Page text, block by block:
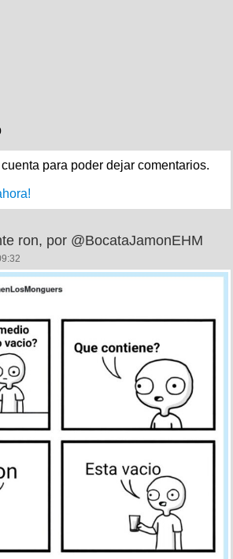
para poder dejar comentarios.
ron, por @BocataJamonEHM